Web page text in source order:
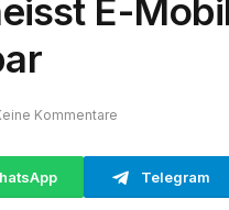
E-
Kommentare
Telegram